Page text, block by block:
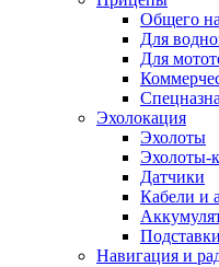
Общего
Для
Для
Эхолокация
Эхолоты
Эхолоты-
Датчики
Кабели и
Навигация и